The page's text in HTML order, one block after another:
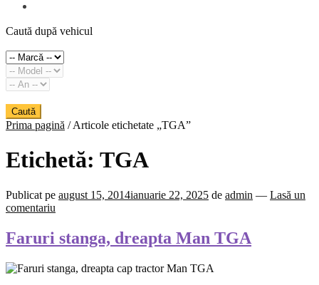
Caută după vehicul
Caută
Prima pagină /Articole etichetate „TGA”
Etichetă: TGA
Publicat pe august 15, 2014ianuarie 22, 2025 de admin — Lasă un
comentariu
Faruri stanga, dreapta Man TGA